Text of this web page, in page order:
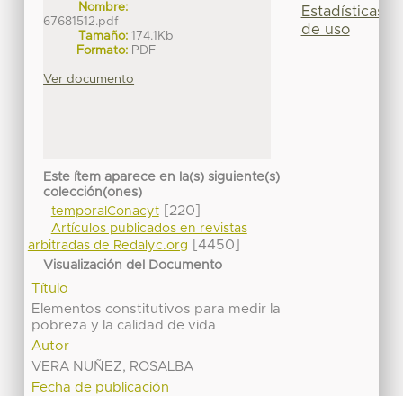
Nombre:
67681512.pdf
Tamaño: 174.1Kb
Formato: PDF
Ver documento
Este ítem aparece en la(s) siguiente(s)
colección(ones)
temporalConacyt[220]
Artículos publicados en revistas
arbitradas de Redalyc.org
[4450]
Visualización del Documento
Título
Elementos constitutivos para medir la
pobreza y la calidad de vida
Autor
VERA NUÑEZ, ROSALBA
Fecha de publicación
Estadísticas
de uso